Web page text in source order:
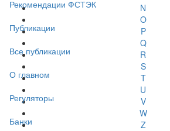
Рекомендации ФСТЭК
Публикации
Все публикации
О главном
Регуляторы
Банки
N
O
P
Q
R
S
T
U
V
W
Z